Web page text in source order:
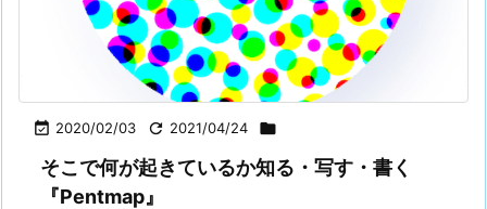
 2020/02/03  2021/04/24 
そこで何が起きているか知る・写す・書く
『Pentmap』